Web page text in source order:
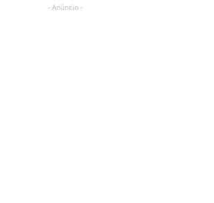
- Anúncio -